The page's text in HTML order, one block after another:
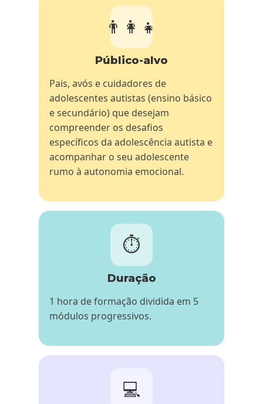
👨‍👩‍👧
Público-alvo
Pais, avós e cuidadores de
adolescentes autistas (ensino básico
e secundário) que desejam
compreender os desafios
específicos da adolescência autista e
acompanhar o seu adolescente
rumo à autonomia emocional.
⏱️
Duração
1 hora de formação dividida em 5
módulos progressivos.
💻